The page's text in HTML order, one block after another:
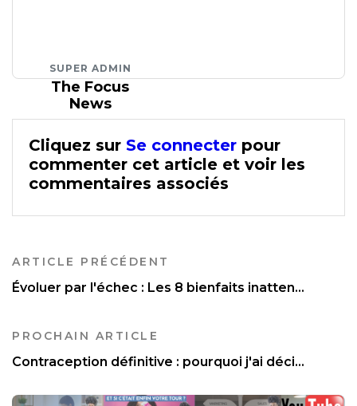
SUPER ADMIN
The Focus
News
Cliquez sur Se connecter pour
commenter cet article et voir les
commentaires associés
ARTICLE PRÉCÉDENT
Évoluer par l'échec : Les 8 bienfaits inatten...
PROCHAIN ARTICLE
Contraception définitive : pourquoi j'ai déci...